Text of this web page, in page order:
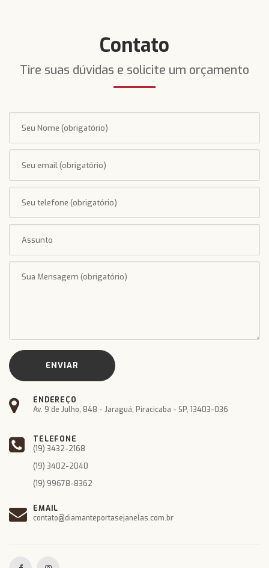
Contato
Tire suas dúvidas e solicite um orçamento
ENDEREÇO
Av. 9 de Julho, 848 - Jaraguá, Piracicaba - SP, 13403-036
TELEFONE
(19) 3432-2168
(19) 3402-2040
(19) 99678-8362
EMAIL
contato@diamanteportasejanelas.com.br